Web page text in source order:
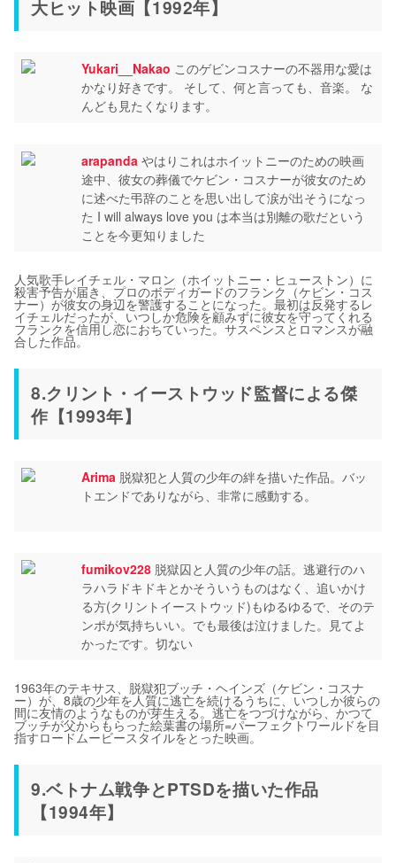
大ヒット映画【1992年】
Yukari__Nakao このゲビンコスナーの不器用な愛は
かなり好きです。 そして、何と言っても、音楽。 な
んども見たくなります。
arapanda やはりこれはホイットニーのための映画
途中、彼女の葬儀でケビン・コスナーが彼女のため
に述べた弔辞のことを思い出して涙が出そうになっ
た I will always love you は本当は別離の歌だという
ことを今更知りました
人気歌手レイチェル・マロン（ホイットニー・ヒューストン）に
殺害予告が届き、プロのボディガードのフランク（ケビン・コス
ナー）が彼女の身辺を警護することになった。最初は反発するレ
イチェルだったが、いつしか危険を顧みずに彼女を守ってくれる
フランクを信用し恋におちていった。サスペンスとロマンスが融
合した作品。
8.クリント・イーストウッド監督による傑
作【1993年】
Arima 脱獄犯と人質の少年の絆を描いた作品。バッ
トエンドでありながら、非常に感動する。
fumikov228 脱獄囚と人質の少年の話。逃避行のハ
ラハラドキドキとかそういうものはなく、追いかけ
る方(クリントイーストウッド)もゆるゆるで、そのテ
ンポが気持ちいい。でも最後は泣けました。見てよ
かったです。切ない
1963年のテキサス、脱獄犯ブッチ・ヘインズ（ケビン・コスナ
ー）が、8歳の少年を人質に逃亡を続けるうちに、いつしか彼らの
間に友情のようなものが芽生える。逃亡をつづけながら、かつて
ブッチが父からもらった絵葉書の場所=パーフェクトワールドを目
指すロードムービースタイルをとった映画。
9.ベトナム戦争とPTSDを描いた作品
【1994年】